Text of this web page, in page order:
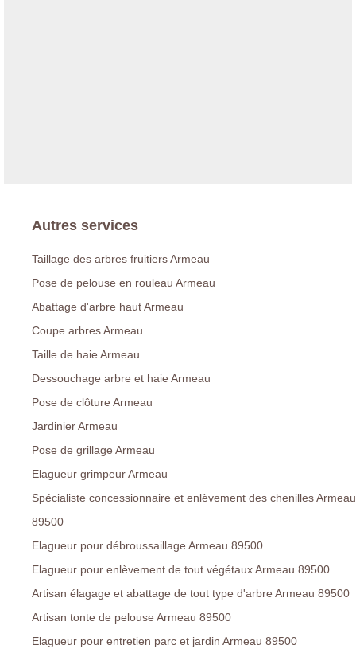
Autres services
Taillage des arbres fruitiers Armeau
Pose de pelouse en rouleau Armeau
Abattage d'arbre haut Armeau
Coupe arbres Armeau
Taille de haie Armeau
Dessouchage arbre et haie Armeau
Pose de clôture Armeau
Jardinier Armeau
Pose de grillage Armeau
Elagueur grimpeur Armeau
Spécialiste concessionnaire et enlèvement des chenilles Armeau
89500
Elagueur pour débroussaillage Armeau 89500
Elagueur pour enlèvement de tout végétaux Armeau 89500
Artisan élagage et abattage de tout type d'arbre Armeau 89500
Artisan tonte de pelouse Armeau 89500
Elagueur pour entretien parc et jardin Armeau 89500